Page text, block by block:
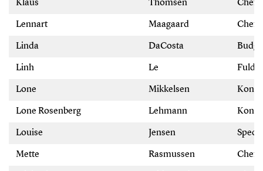
Klaus Thomsen
Lennart Maagaard
Linda DaCosta
Linh Le
Lone Mikkelsen
Lone Rosenberg Lehmann
Louise Jensen
Mette Rasmussen